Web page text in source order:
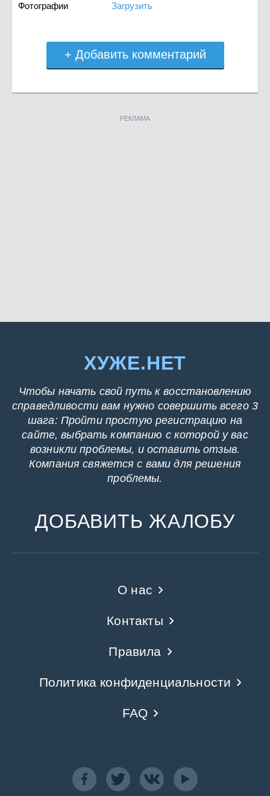
Фотографии Загрузить
+ Добавить комментарий
РЕКЛАМА
ХУЖЕ.НЕТ
Чтобы начать свой путь к восстановлению
справедливости вам нужно совершить всего 3
шага: Пройти простую регистрацию на
сайте, выбрать компанию с которой у вас
возникли проблемы, и оставить отзыв.
Компания свяжется с вами для решения
проблемы.
ДОБАВИТЬ ЖАЛОБУ
О нас
Контакты
Правила
Политика конфиденциальности
FAQ